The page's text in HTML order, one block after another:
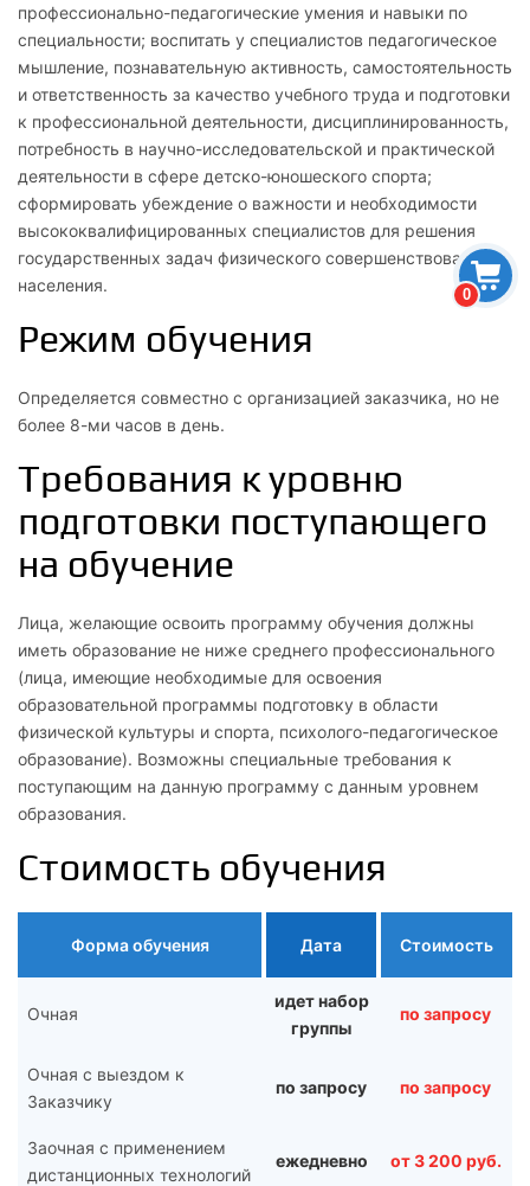
0
профессионально-педагогические умения и навыки по
специальности; воспитать у специалистов педагогическое
мышление, познавательную активность, самостоятельность
и ответственность за качество учебного труда и подготовки
к профессиональной деятельности, дисциплинированность,
потребность в научно-исследовательской и практической
деятельности в сфере детско-юношеского спорта;
сформировать убеждение о важности и необходимости
высококвалифицированных специалистов для решения
государственных задач физического совершенствования
населения.
Режим обучения
Определяется совместно с организацией заказчика, но не
более 8-ми часов в день.
Требования к уровню
подготовки поступающего
на обучение
Лица, желающие освоить программу обучения должны
иметь образование не ниже среднего профессионального
(лица, имеющие необходимые для освоения
образовательной программы подготовку в области
физической культуры и спорта, психолого-педагогическое
образование). Возможны специальные требования к
поступающим на данную программу с данным уровнем
образования.
Стоимость обучения
Форма обучения Дата Стоимость
Очная
идет набор
группы
по запросу
Очная с выездом к
Заказчику
по запросу по запросу
Заочная с применением
дистанционных технологий
ежедневно от 3 200 руб.